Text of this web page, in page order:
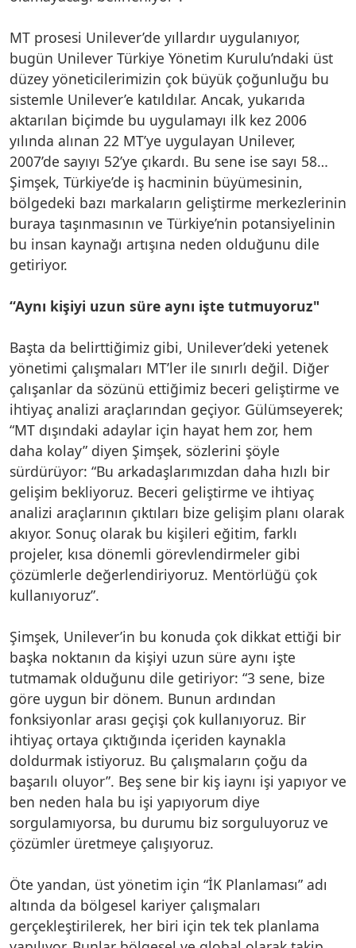
MT prosesi Unilever’de yıllardır uygulanıyor,
bugün Unilever Türkiye Yönetim Kurulu’ndaki üst
düzey yöneticilerimizin çok büyük çoğunluğu bu
sistemle Unilever’e katıldılar. Ancak, yukarıda
aktarılan biçimde bu uygulamayı ilk kez 2006
yılında alınan 22 MT’ye uygulayan Unilever,
2007’de sayıyı 52’ye çıkardı. Bu sene ise sayı 58…
Şimşek, Türkiye’de iş hacminin büyümesinin,
bölgedeki bazı markaların geliştirme merkezlerinin
buraya taşınmasının ve Türkiye’nin potansiyelinin
bu insan kaynağı artışına neden olduğunu dile
getiriyor.
“Aynı kişiyi uzun süre aynı işte tutmuyoruz"
Başta da belirttiğimiz gibi, Unilever’deki yetenek
yönetimi çalışmaları MT’ler ile sınırlı değil. Diğer
çalışanlar da sözünü ettiğimiz beceri geliştirme ve
ihtiyaç analizi araçlarından geçiyor. Gülümseyerek;
“MT dışındaki adaylar için hayat hem zor, hem
daha kolay” diyen Şimşek, sözlerini şöyle
sürdürüyor: “Bu arkadaşlarımızdan daha hızlı bir
gelişim bekliyoruz. Beceri geliştirme ve ihtiyaç
analizi araçlarının çıktıları bize gelişim planı olarak
akıyor. Sonuç olarak bu kişileri eğitim, farklı
projeler, kısa dönemli görevlendirmeler gibi
çözümlerle değerlendiriyoruz. Mentörlüğü çok
kullanıyoruz”.
Şimşek, Unilever’in bu konuda çok dikkat ettiği bir
başka noktanın da kişiyi uzun süre aynı işte
tutmamak olduğunu dile getiriyor: “3 sene, bize
göre uygun bir dönem. Bunun ardından
fonksiyonlar arası geçişi çok kullanıyoruz. Bir
ihtiyaç ortaya çıktığında içeriden kaynakla
doldurmak istiyoruz. Bu çalışmaların çoğu da
başarılı oluyor”. Beş sene bir kiş iaynı işi yapıyor ve
ben neden hala bu işi yapıyorum diye
sorgulamıyorsa, bu durumu biz sorguluyoruz ve
çözümler üretmeye çalışıyoruz.
Öte yandan, üst yönetim için “İK Planlaması” adı
altında da bölgesel kariyer çalışmaları
gerçekleştirilerek, her biri için tek tek planlama